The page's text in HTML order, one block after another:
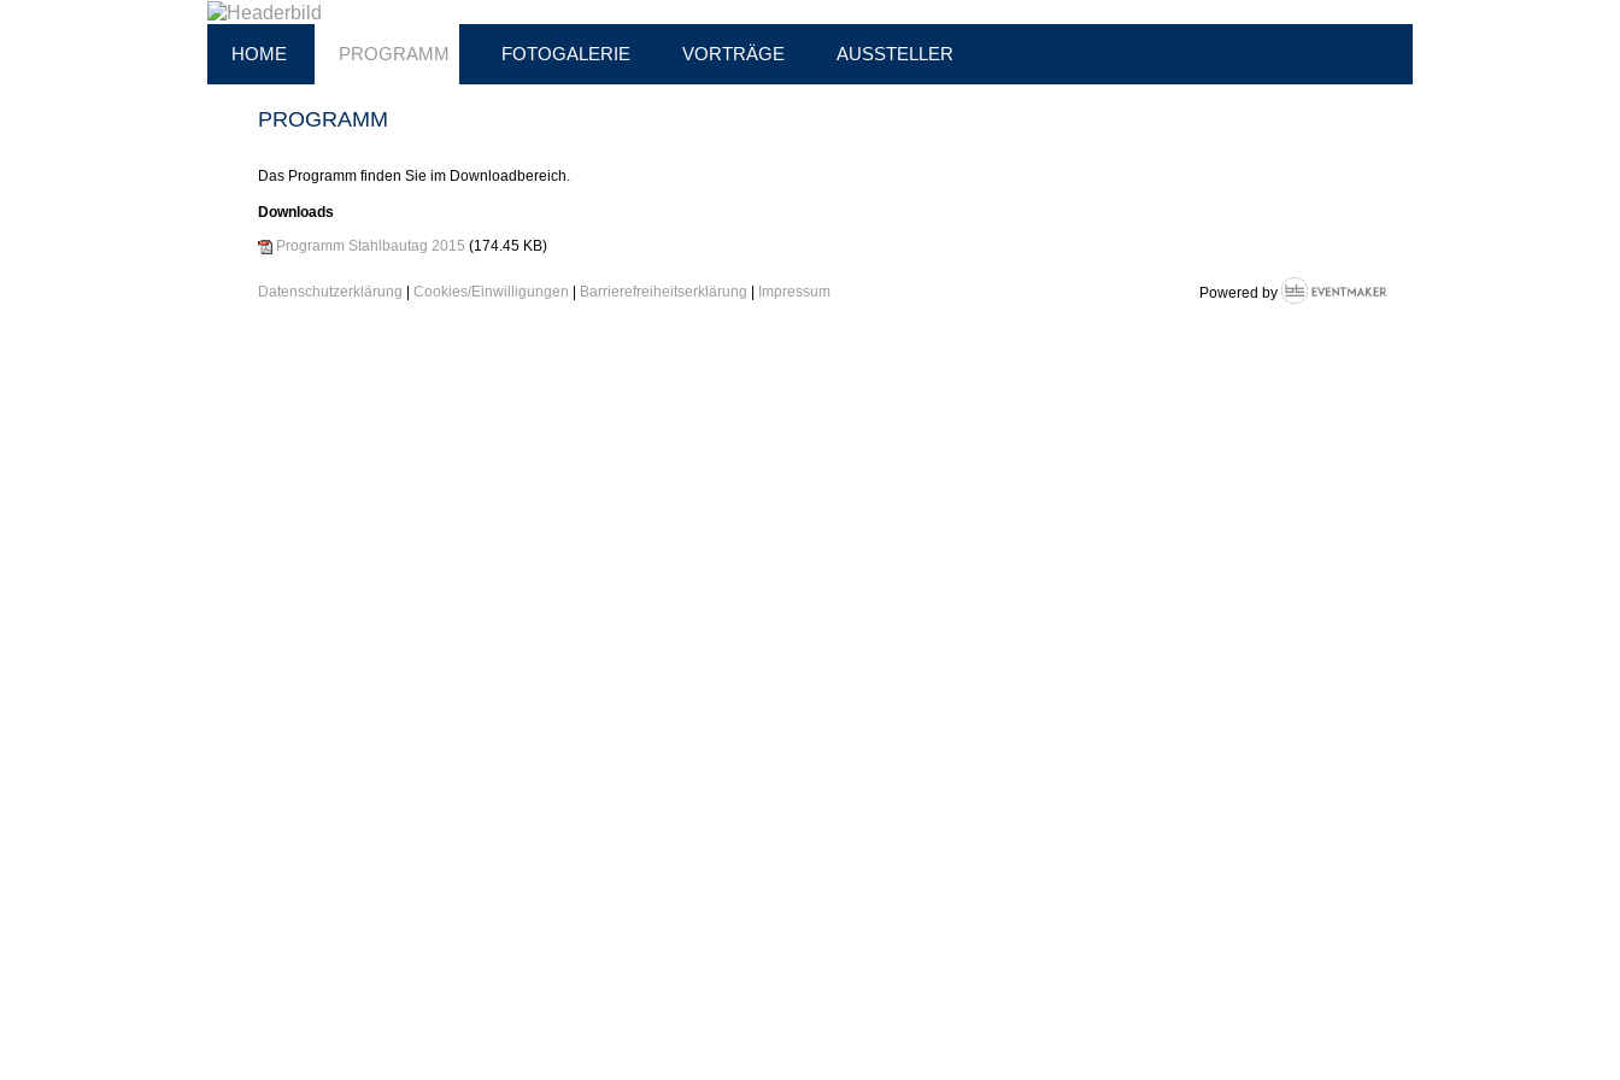
HOME PROGRAMM FOTOGALERIE VORTRÄGE AUSSTELLER
PROGRAMM
Das Programm finden Sie im Downloadbereich.
Downloads
Programm Stahlbautag 2015 (174.45 KB)
Datenschutzerklärung Cookies/Einwilligungen Barrierefreiheitserklärung Impressum Powered by